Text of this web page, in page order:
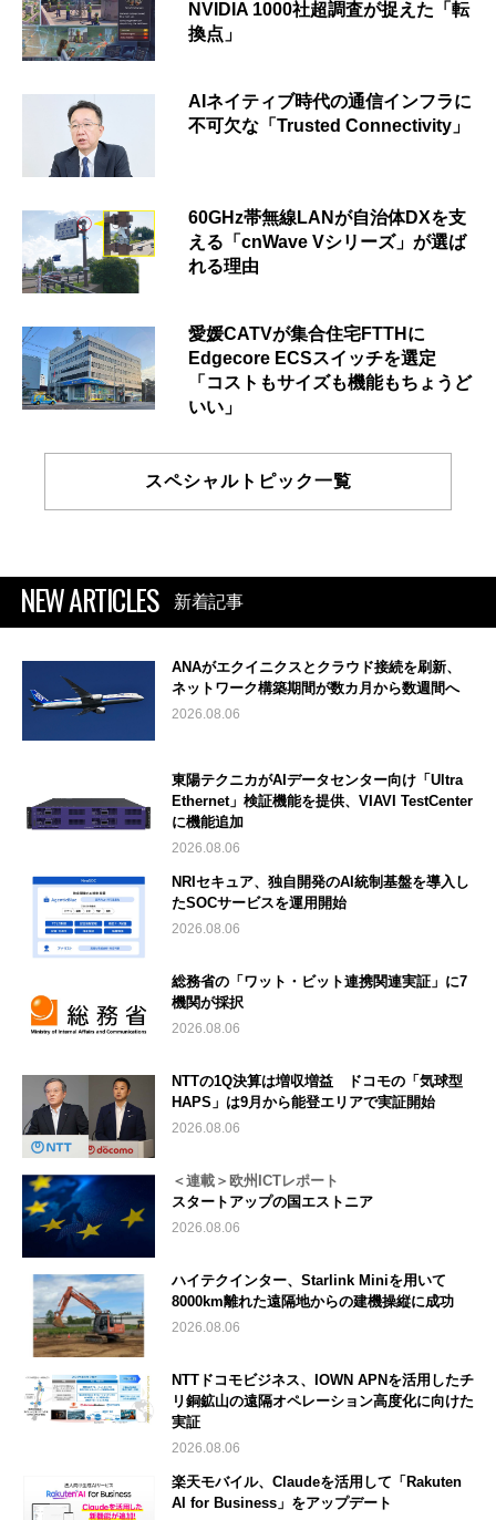
NVIDIA 1000社超調査が捉えた「転
換点」
AIネイティブ時代の通信インフラに
不可欠な「Trusted Connectivity」
60GHz帯無線LANが自治体DXを支
える「cnWave Vシリーズ」が選ば
れる理由
愛媛CATVが集合住宅FTTHに
Edgecore ECSスイッチを選定
「コストもサイズも機能もちょうど
いい」
スペシャルトピック一覧
NEW ARTICLES 新着記事
ANAがエクイニクスとクラウド接続を刷新、
ネットワーク構築期間が数カ月から数週間へ
2026.08.06
東陽テクニカがAIデータセンター向け「Ultra
Ethernet」検証機能を提供、VIAVI TestCenter
に機能追加
2026.08.06
NRIセキュア、独自開発のAI統制基盤を導入し
たSOCサービスを運用開始
2026.08.06
総務省の「ワット・ビット連携関連実証」に7
機関が採択
2026.08.06
NTTの1Q決算は増収増益 ドコモの「気球型
HAPS」は9月から能登エリアで実証開始
2026.08.06
＜連載＞欧州ICTレポート
スタートアップの国エストニア
2026.08.06
ハイテクインター、Starlink Miniを用いて
8000km離れた遠隔地からの建機操縦に成功
2026.08.06
NTTドコモビジネス、IOWN APNを活用したチ
リ銅鉱山の遠隔オペレーション高度化に向けた
実証
2026.08.06
楽天モバイル、Claudeを活用して「Rakuten
AI for Business」をアップデート